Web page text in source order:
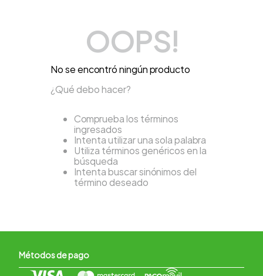
OOPS!
No se encontró ningún producto
¿Qué debo hacer?
Comprueba los términos
ingresados
Intenta utilizar una sola palabra
Utiliza términos genéricos en la
búsqueda
Intenta buscar sinónimos del
término deseado
Métodos de pago